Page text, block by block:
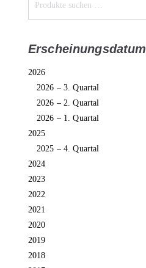
Erscheinungsdatum
2026
2026 – 3. Quartal
2026 – 2. Quartal
2026 – 1. Quartal
2025
2025 – 4. Quartal
2024
2023
2022
2021
2020
2019
2018